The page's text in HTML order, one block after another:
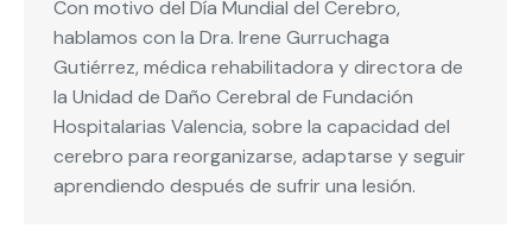
Con motivo del Día Mundial del Cerebro,
hablamos con la Dra. Irene Gurruchaga
Gutiérrez, médica rehabilitadora y directora de
la Unidad de Daño Cerebral de Fundación
Hospitalarias Valencia, sobre la capacidad del
cerebro para reorganizarse, adaptarse y seguir
aprendiendo después de sufrir una lesión.